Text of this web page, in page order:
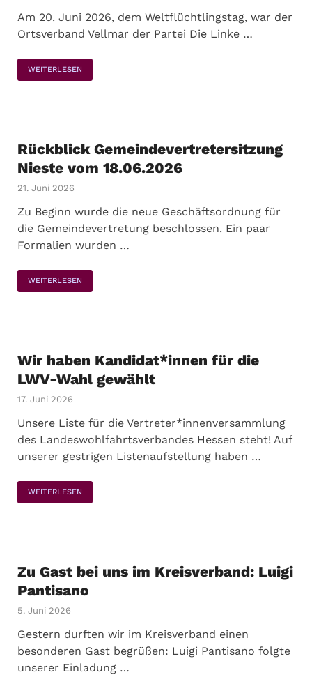
Am 20. Juni 2026, dem Weltflüchtlingstag, war der
Ortsverband Vellmar der Partei Die Linke …
WEITERLESEN
Rückblick Gemeindevertretersitzung
Nieste vom 18.06.2026
21. Juni 2026
Zu Beginn wurde die neue Geschäftsordnung für
die Gemeindevertretung beschlossen. Ein paar
Formalien wurden …
WEITERLESEN
Wir haben Kandidat*innen für die
LWV-Wahl gewählt
17. Juni 2026
Unsere Liste für die Vertreter*innenversammlung
des Landeswohlfahrtsverbandes Hessen steht! Auf
unserer gestrigen Listenaufstellung haben …
WEITERLESEN
Zu Gast bei uns im Kreisverband: Luigi
Pantisano
5. Juni 2026
Gestern durften wir im Kreisverband einen
besonderen Gast begrüßen: Luigi Pantisano folgte
unserer Einladung …